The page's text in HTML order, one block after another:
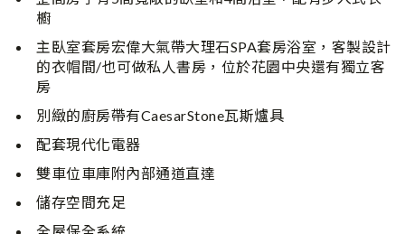
櫥
主臥室套房宏偉大氣帶大理石SPA套房浴室，客製設計
的衣帽間/也可做私人書房，位於花園中央還有獨立客
房
別緻的廚房帶有CaesarStone瓦斯爐具
配套現代化電器
雙車位車庫附內部通道直達
儲存空間充足